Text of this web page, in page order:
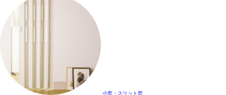
小窓・スリット窓